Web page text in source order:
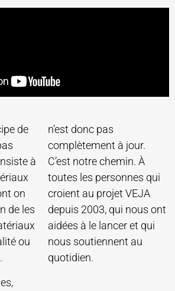
de
à
on
de les
ou
n’est donc pas
complètement à jour.
C’est notre chemin. À
toutes les personnes qui
croient au projet VEJA
depuis 2003, qui nous ont
aidées à le lancer et qui
nous soutiennent au
quotidien.